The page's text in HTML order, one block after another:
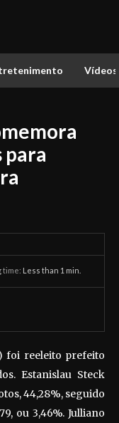
Vídeos
para
time: Less than 1 min.
foi reeleito prefeito
Estanislau Steck
44,28%, seguido
ou 3,46%. Julliano